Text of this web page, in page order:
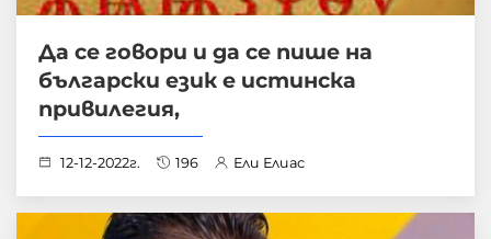
Да се говори и да се пише на
български език е истинска
привилегия,
12-12-2022г. 196 Ели Елиас